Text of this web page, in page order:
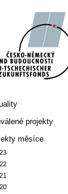
projekty
měsíce